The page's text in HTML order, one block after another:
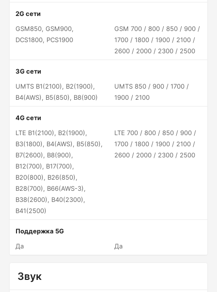
2G сети
GSM850, GSM900,
DCS1800, PCS1900
GSM 700 / 800 / 850 / 900 /
1700 / 1800 / 1900 / 2100 /
2600 / 2000 / 2300 / 2500
3G сети
UMTS B1(2100), B2(1900),
B4(AWS), B5(850), B8(900)
UMTS 850 / 900 / 1700 /
1900 / 2100
4G сети
LTE B1(2100), B2(1900),
B3(1800), B4(AWS), B5(850),
B7(2600), B8(900),
B12(700), B17(700),
B20(800), B26(850),
B28(700), B66(AWS-3),
B38(2600), B40(2300),
B41(2500)
LTE 700 / 800 / 850 / 900 /
1700 / 1800 / 1900 / 2100 /
2600 / 2000 / 2300 / 2500
Поддержка 5G
Да
Да
Звук